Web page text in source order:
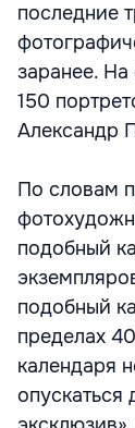
последние
заранее.
150
Александр
По словам
подобный
подобный
пределах
календаря
опускаться